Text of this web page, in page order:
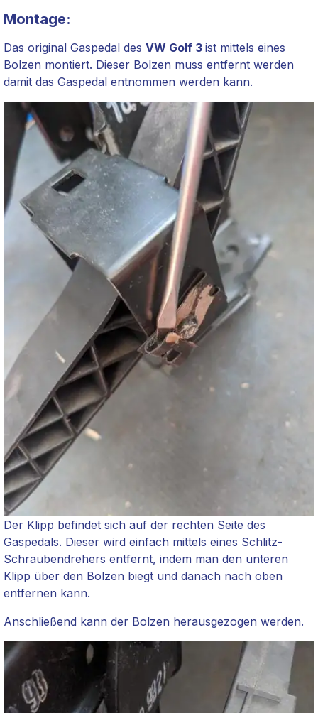
Montage:
Das original Gaspedal des VW Golf 3 ist mittels eines
Bolzen montiert. Dieser Bolzen muss entfernt werden
damit das Gaspedal entnommen werden kann.
Der Klipp befindet sich auf der rechten Seite des
Gaspedals. Dieser wird einfach mittels eines Schlitz-
Schraubendrehers entfernt, indem man den unteren
Klipp über den Bolzen biegt und danach nach oben
entfernen kann.
Anschließend kann der Bolzen herausgezogen werden.